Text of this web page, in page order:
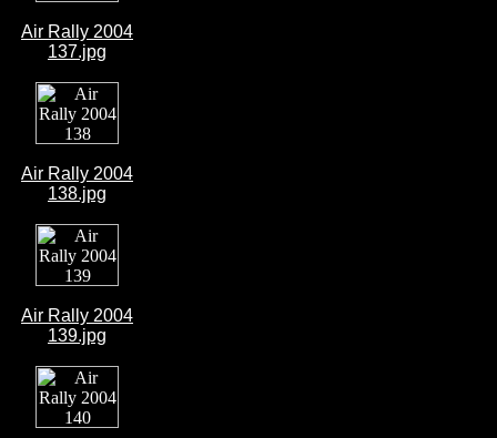
Air Rally 2004
137.jpg
Air Rally 2004
138.jpg
Air Rally 2004
139.jpg